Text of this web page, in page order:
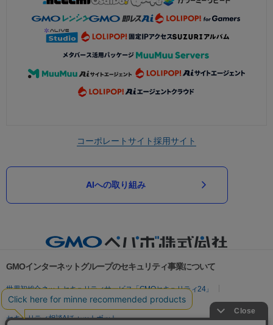
コーポレートサイト採用サイト
AIへの取り組み
GMOインターネットグループのセキュリティ事業について
世界初総合ネットセキュリティサービス「GMOセキュリティ24」
パスワード漏洩診断
Webサイトリスク診断
セキュリティ相談AIチャットボット